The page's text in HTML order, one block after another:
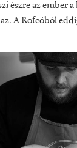
észre az ember
A Rofcóból